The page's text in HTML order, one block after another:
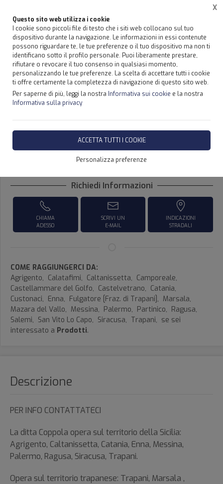
Questo sito web utilizza i cookie
I cookie sono piccoli file di testo che i siti web collocano sul tuo
dispositivo durante la navigazione. Le informazioni in essi contenute
possono riguardare te, le tue preferenze o il tuo dispositivo ma non ti
identificano sotto il profilo personale. Puoi liberamente prestare,
rifiutare o revocare il tuo consenso in qualsiasi momento,
personalizzando le tue preferenze. La scelta di accettare tutti i cookie
ti offre certamente la completezza di navigazione di questo sito web.
Per saperne di più, leggi la nostra Informativa sui cookie e la nostra
Informativa sulla privacy
ACCETTA TUTTI I COOKIE
Personalizza preferenze
X
Home Prodotti Prodotti
CASSONI PER SCARRABILI -
SICILIA-
DISPONIBILITÀ IMMEDIATA
Richiedi Informazioni
CHIAMA
ADESSO
SCRIVI UN
E-MAIL
INDICAZIONI
STRADALI
COME RAGGIUNGERCI DA:
Agrigento, Calatafimi, Caltanissetta, Camporeale,
Castellammare del Golfo, Castelvetrano, Catania,
Custonaci, Enna, Fulgatore [Fraz. di Trapani], Marsala,
Mazara del Vallo, Messina, Palermo, Partinico, Ragusa,
Salemi, San Vito Lo Capo, Siracusa, Trapani, se sei
interessato a Prodotti.
Descrizione
PER INFO CONTATTATECI
La ditta Coppola opera sul territorio della Sicilia:
Agrigento, Caltanissetta, Catania, Enna, Messina,
Palermo, Ragusa, Siracusa, Trapani.
Opera sul territorio trapanese: Trapani, Marsala ,